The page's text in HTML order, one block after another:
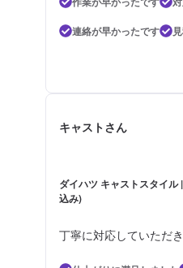
連絡が早かったです
キャストさん
ダイハツ キャストスタイル
込み)
丁寧に対応していただ